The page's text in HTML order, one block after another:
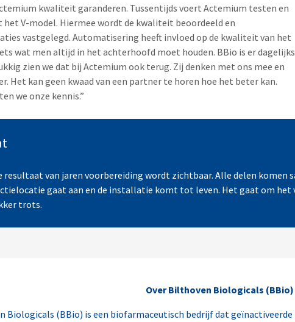
kwaliteit garanderen. Tussentijds voert Actemium testen en
V-model. Hiermee wordt de kwaliteit beoordeeld en
vastgelegd. Automatisering heeft invloed op de kwaliteit van het
wat men altijd in het achterhoofd moet houden. BBio is er dagelijks
zien we dat bij Actemium ook terug. Zij denken met ons mee en
Het kan geen kwaad van een partner te horen hoe het beter kan.
we onze kennis.”
van jaren voorbereiding wordt zichtbaar. Alle delen komen
gaat aan en de installatie komt tot leven. Het gaat om het
trots.
Over Bilthoven Biologicals (BBio)
Biologicals (BBio) is een biofarmaceutisch bedrijf dat geïnactiveerde